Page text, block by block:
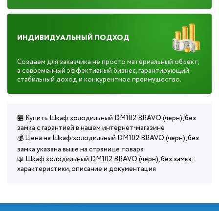
ИНДИВИДУАЛЬНЫЙ ПОДХОД
Создаем для заказчика не просто материальный объект,
а современный эффективный бизнес, гарантирующий
стабильный доход и конкурентное преимущество.
🏪 Купить Шкаф холодильный DM102 BRAVO (черн), без
замка с гарантией в нашем интернет-магазине
💰 Цена на Шкаф холодильный DM102 BRAVO (черн), без
замка указана выше на странице товара
📖 Шкаф холодильный DM102 BRAVO (черн), без замка:
характеристики, описание и документация